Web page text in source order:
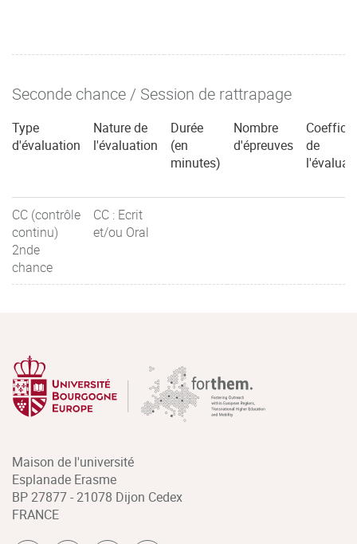
Seconde chance / Session de rattrapage
Type
d'évaluation
Nature de
l'évaluation
Durée
(en
minutes)
Nombre
d'épreuves
de
CC (contrôle
continu)
2nde
chance
CC : Ecrit
et/ou Oral
Maison de l'université
Esplanade Erasme
BP 27877 - 21078 Dijon Cedex
FRANCE